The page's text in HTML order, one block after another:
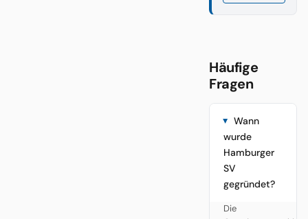
Häufige
Fragen
Wann
wurde
Hamburger
SV
gegründet?
Die